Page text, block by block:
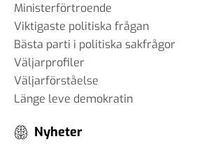
Ministerförtroende
Viktigaste politiska frågan
Bästa parti i politiska sakfrågor
Väljarprofiler
Väljarförståelse
Länge leve demokratin
Nyheter